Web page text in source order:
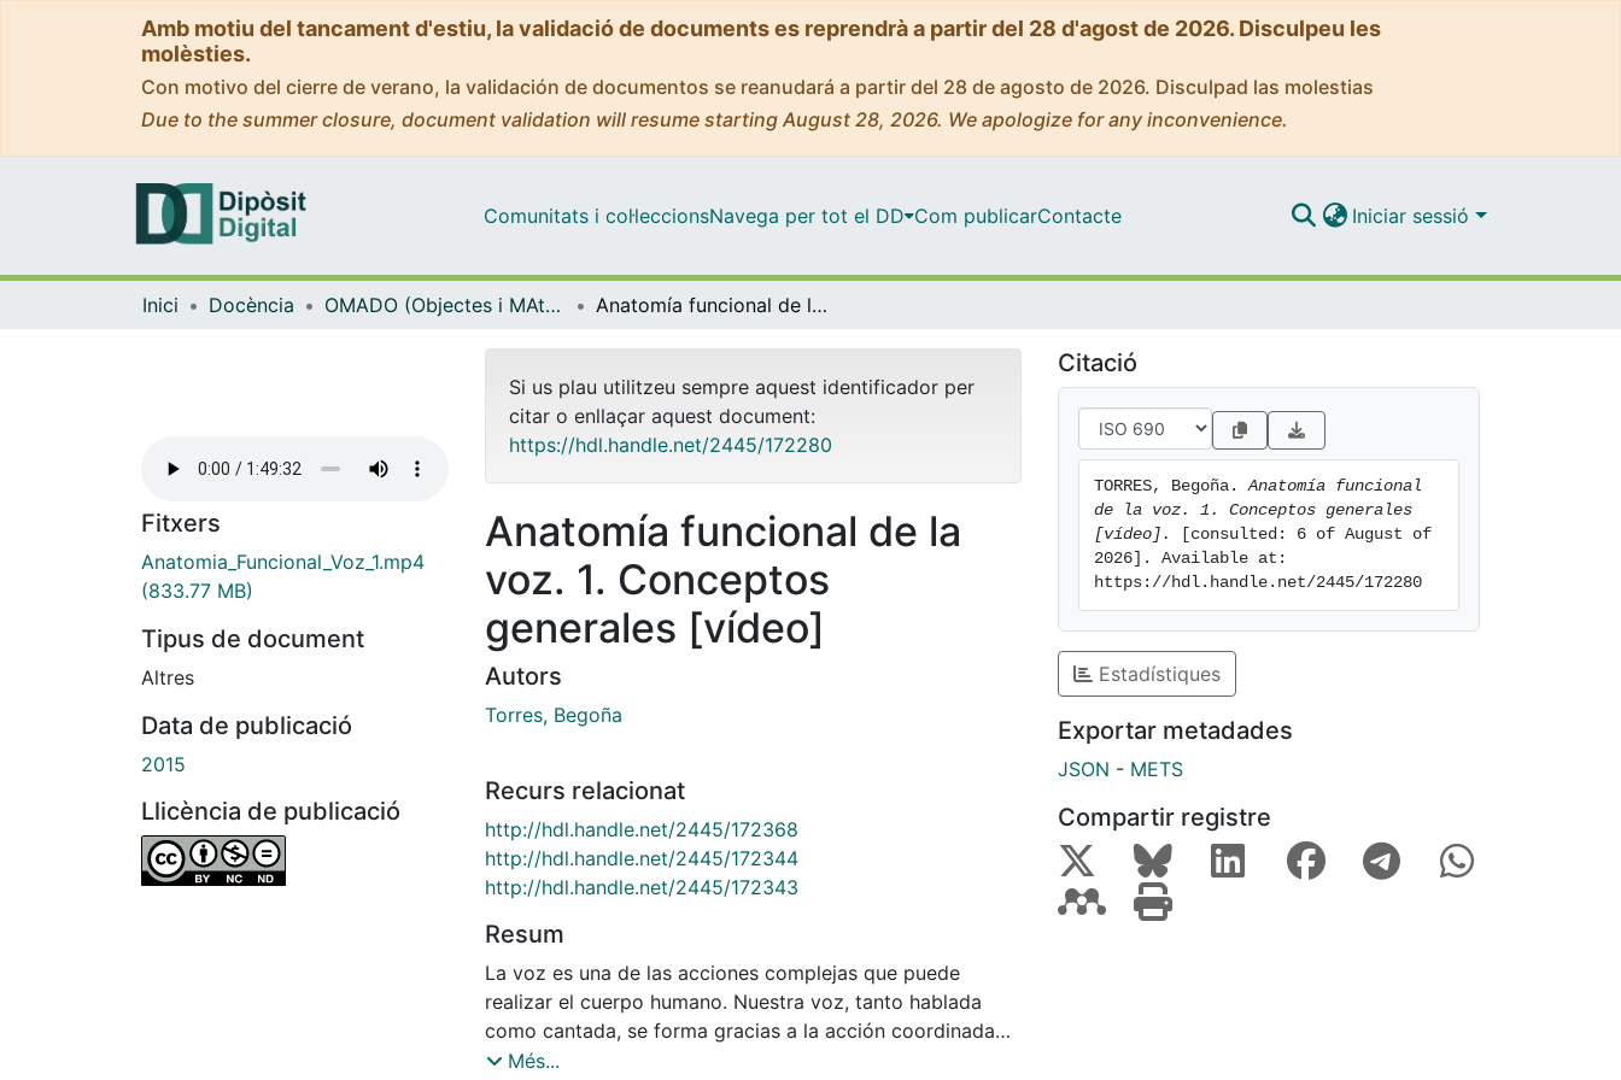
Amb motiu del tancament d'estiu, la validació de documents es reprendrà a partir del 28 d'agost de 2026. Disculpeu les
molèsties.
Con motivo del cierre de verano, la validación de documentos se reanudará a partir del 28 de agosto de 2026. Disculpad las molestias
Due to the summer closure, document validation will resume starting August 28, 2026. We apologize for any inconvenience.
Comunitats i col·leccionsNavega per tot el DD Com publicarContacte Iniciar sessió
Inici Docència OMADO (Objectes i MAterials DOcents) Anatomía funcional de la voz. 1. Conceptos generales [vídeo]
Fitxers
Anatomia_Funcional_Voz_1.mp4
(833.77 MB)
Tipus de document
Altres
Data de publicació
2015
Llicència de publicació
Si us plau utilitzeu sempre aquest identificador per
citar o enllaçar aquest document:
https://hdl.handle.net/2445/172280
Anatomía funcional de la
voz. 1. Conceptos
generales [vídeo]
Autors
Torres, Begoña
Recurs relacionat
http://hdl.handle.net/2445/172368
http://hdl.handle.net/2445/172344
http://hdl.handle.net/2445/172343
Resum
La voz es una de las acciones complejas que puede
realizar el cuerpo humano. Nuestra voz, tanto hablada
como cantada, se forma gracias a la acción coordinada
de casi todo nuestro cuerpo. El aparato vocal o fonador,
Més...
Citació
TORRES, Begoña. Anatomía funcional
de la voz. 1. Conceptos generales
[vídeo].
[consulted: 6 of August of
2026]. Available at:
https://hdl.handle.net/2445/172280
Estadístiques
Exportar metadades
JSON - METS
Compartir registre